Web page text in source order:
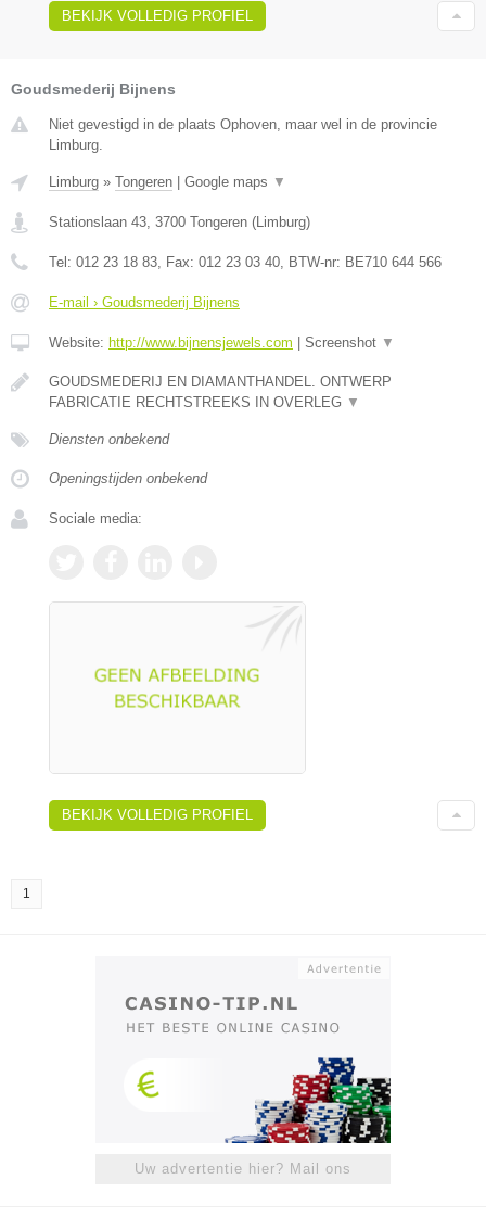
BEKIJK VOLLEDIG PROFIEL
Goudsmederij Bijnens
Niet gevestigd in de plaats Ophoven, maar wel in de provincie
Limburg.
Limburg » Tongeren Google maps ▼
Stationslaan 43, 3700 Tongeren (Limburg)
Tel: 012 23 18 83, Fax: 012 23 03 40, BTW-nr: BE710 644 566
E-mail › Goudsmederij Bijnens
Website: http://www.bijnensjewels.com Screenshot ▼
GOUDSMEDERIJ EN DIAMANTHANDEL. ONTWERP
FABRICATIE RECHTSTREEKS IN OVERLEG ▼
Diensten onbekend
Openingstijden onbekend
Sociale media:
BEKIJK VOLLEDIG PROFIEL
1
Uw advertentie hier? Mail ons